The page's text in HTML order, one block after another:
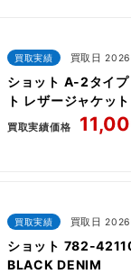
買取実績 買取日
ショット A-2タイプ
ト レザージャケット
買取実績価格
買取実績 買取日
ショット 782-
BLACK DENIM